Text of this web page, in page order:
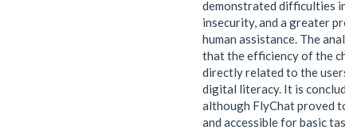
demonstrated difficulties in
insecurity, and a greater
human assistance. The
that the efficiency of the
directly related to the users’
digital literacy. It is
although FlyChat proved to
and accessible for basic